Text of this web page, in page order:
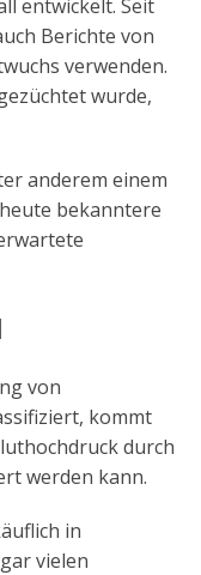
entwickelt. Seit
Berichte von
verwenden.
wurde,
anderem einem
bekanntere
von
kommt
durch
werden kann.
in
vielen